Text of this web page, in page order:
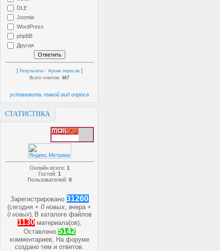
DLE
Joomla
WordPress
phpBB
Другая
[ Результаты · Архив опросов ]
Всего ответов:467
установить такой вид опроса
СТАТИСТИКА
Онлайн всего: 1
Гостей: 1
Пользователей: 0
Зарегистрировано 31260
(сегодня +0 новых, вчера +
0 новых) В каталоге файлов
1130 материала(ов),
Оставлено 5142
комментариев, На форуме
созданотем иответов.